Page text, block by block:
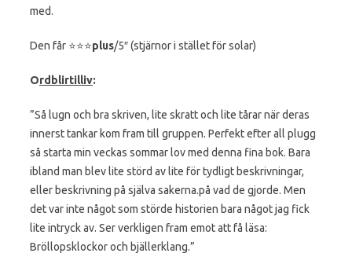
med.
Den får ⭐️⭐️⭐️plus/5″ (stjärnor i stället för solar)
Ordblirtilliv:
”Så lugn och bra skriven, lite skratt och lite tårar när deras
innerst tankar kom fram till gruppen. Perfekt efter all plugg
så starta min veckas sommar lov med denna fina bok. Bara
ibland man blev lite störd av lite för tydligt beskrivningar,
eller beskrivning på själva sakerna.på vad de gjorde. Men
det var inte något som störde historien bara något jag fick
lite intryck av. Ser verkligen fram emot att få läsa:
Bröllopsklockor och bjällerklang.”